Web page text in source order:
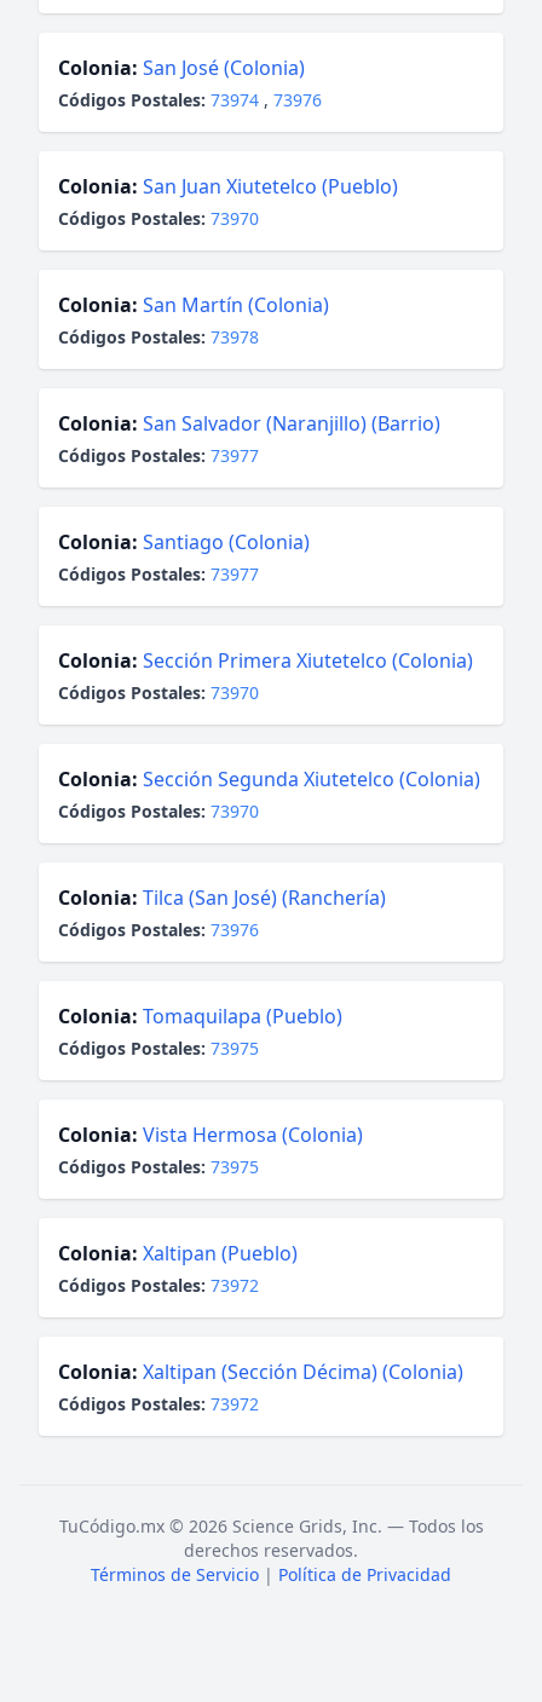
Colonia: San José (Colonia)
Códigos Postales: 73974 , 73976
Colonia: San Juan Xiutetelco (Pueblo)
Códigos Postales: 73970
Colonia: San Martín (Colonia)
Códigos Postales: 73978
Colonia: San Salvador (Naranjillo) (Barrio)
Códigos Postales: 73977
Colonia: Santiago (Colonia)
Códigos Postales: 73977
Colonia: Sección Primera Xiutetelco (Colonia)
Códigos Postales: 73970
Colonia: Sección Segunda Xiutetelco (Colonia)
Códigos Postales: 73970
Colonia: Tilca (San José) (Ranchería)
Códigos Postales: 73976
Colonia: Tomaquilapa (Pueblo)
Códigos Postales: 73975
Colonia: Vista Hermosa (Colonia)
Códigos Postales: 73975
Colonia: Xaltipan (Pueblo)
Códigos Postales: 73972
Colonia: Xaltipan (Sección Décima) (Colonia)
Códigos Postales: 73972
TuCódigo.mx © 2026 Science Grids, Inc. — Todos los
derechos reservados.
Términos de Servicio | Política de Privacidad